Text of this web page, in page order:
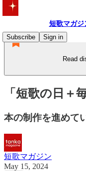
短歌マガジ
Subscribe
Sign in
Read
「短歌の日＋
本の制作を進めて
短歌マガジン
May 15, 2024